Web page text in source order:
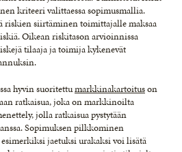
kriteeri valittaessa sopimusmallia.
riskien siirtäminen toimittajalle maksaa
Oikean riskitason arvioinnissa
tilaaja ja toimija kykenevät
hyvin suoritettumarkkinakartoituson
ratkaisua, joka on markkinoilta
jolla ratkaisua pystytään
Sopimuksen pilkkominen
jaetuksi urakaksi voi lisätä